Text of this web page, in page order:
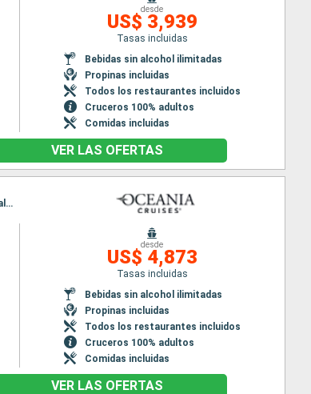
desde
US$ 3,939
Tasas incluidas
Bebidas sin alcohol ilimitadas
Propinas incluidas
Todos los restaurantes incluidos
Cruceros 100% adultos
Comidas incluidas
VER LAS OFERTAS
Itinerario : Civitavecchia - Roma, Salerno, Olbia, Ajaccio, Pisa/Florencia (Livorno), Cannes, Marsella, Ibiza, Palma de Mallorca, Barcelona
desde
US$ 4,873
Tasas incluidas
Bebidas sin alcohol ilimitadas
Propinas incluidas
Todos los restaurantes incluidos
Cruceros 100% adultos
Comidas incluidas
VER LAS OFERTAS